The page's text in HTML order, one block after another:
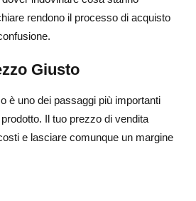
rendono il processo di acquisto
Giusto
è uno dei passaggi più importanti
Il tuo prezzo di vendita
e lasciare comunque un margine